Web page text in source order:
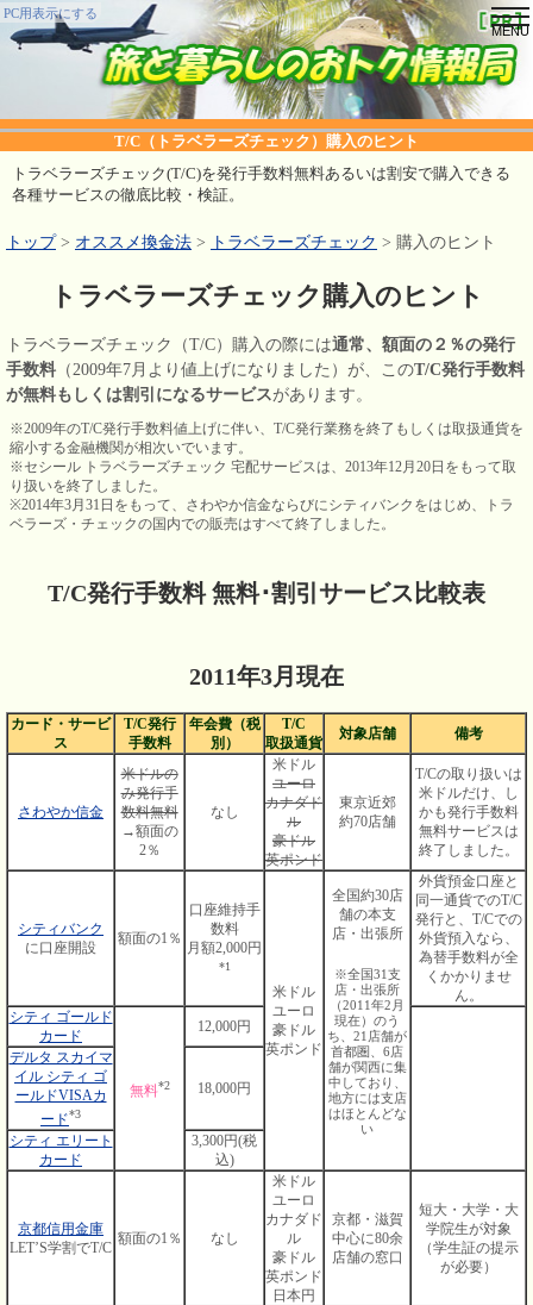
T/C（トラベラーズチェック）購入のヒント
トラベラーズチェック(T/C)を発行手数料無料あるいは割安で購入できる
各種サービスの徹底比較・検証。
PC用表示にする
トップ> オススメ換金法 > トラベラーズチェック > 購入のヒント
トラベラーズチェック購入のヒント
トラベラーズチェック（T/C）購入の際には通常、額面の２％の発行
手数料 （2009年7月より値上げになりました）が、このT/C発行手数料
が無料もしくは割引になるサービスがあります。
※2009年のT/C発行手数料値上げに伴い、T/C発行業務を終了もしくは取扱通貨を
縮小する金融機関が相次いでいます。
※セシール トラベラーズチェック 宅配サービスは、2013年12月20日をもって取
り扱いを終了しました。
※2014年3月31日をもって、さわやか信金ならびにシティバンクをはじめ、トラ
ベラーズ・チェックの国内での販売はすべて終了しました。
T/C発行手数料 無料･割引サービス比較表
2011年3月現在
カード・サービ
ス
T/C発行
手数料
年会費（税
別）
T/C
取扱通貨
対象店舗 備考
さわやか信金
米ドルの
み発行手
数料無料
→額面の
2％
なし
米ドル
ユーロ
カナダド
ル
豪ドル
英ポンド
東京近郊
約70店舗
T/Cの取り扱いは
米ドルだけ、し
かも発行手数料
無料サービスは
終了しました。
シティバンク
に口座開設
額面の1％
口座維持手
数料
月額2,000円
*1
米ドル
ユーロ
豪ドル
英ポンド
全国約30店
舗の本支
店・出張所
※全国31支
店・出張所
（2011年2月
現在）のう
ち、21店舗が
首都圏、6店
舗が関西に集
中しており、
地方には支店
はほとんどな
い
外貨預金口座と
同一通貨でのT/C
発行と、T/Cでの
外貨預入なら、
為替手数料が全
くかかりませ
ん。
シティ ゴールド
カード
無料*2
12,000円
デルタ スカイマ
イル シティ ゴ
ールドVISAカ
ード*3
18,000円
シティ エリート
カード
3,300円(税
込)
京都信用金庫
LET’S学割でT/C
額面の1％ なし
米ドル
ユーロ
カナダド
ル
豪ドル
英ポンド
日本円
京都・滋賀
中心に80余
店舗の窓口
短大・大学・大
学院生が対象
（学生証の提示
が必要）